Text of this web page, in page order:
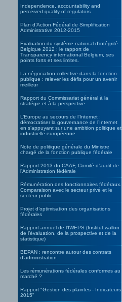
Independence, accountability and
perceived quality of regulators
Plan d’Action Fédéral de Simplification
Administrative 2012-2015
Evaluation du système national d’intégrité
Belgique 2012 : le rapport de
Transparency international Belgium, ses
points forts et ses limites.
La négociation collective dans la fonction
publique : relever les défis pour un avenir
meilleur
Rapport du Commissariat général à la
stratégie et à la perspective
L’Europe au secours de l’Internet :
démocratiser la gouvernance de l’Internet
en s’appuyant sur une ambition politique et
industrielle européenne
Note de politique générale du Ministre
chargé de la fonction publique fédérale
Rapport 2013 du CAAF, Comité d’audit de
l’Administration fédérale
Rémunération des fonctionnaires fédéraux.
Comparaison avec le secteur privé et le
secteur public
Projet d’optimisation des organisations
fédérales
Rapport annuel de l’IWEPS (Institut wallon
de l’évaluation, de la prospective et de la
statistique)
BEPAN : rencontre autour des contrats
d’administration
Les rémunérations fédérales conformes au
marché ?
Rapport "Gestion des plaintes - Indicateurs
2015"